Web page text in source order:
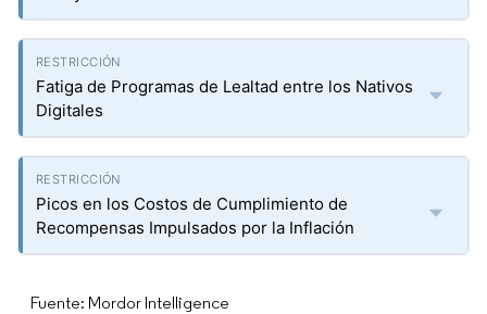
Fatiga de Programas de Lealtad entre los Nativos
Digitales
Picos en los Costos de Cumplimiento de
Recompensas Impulsados por la Inflación
Fuente: Mordor Intelligence